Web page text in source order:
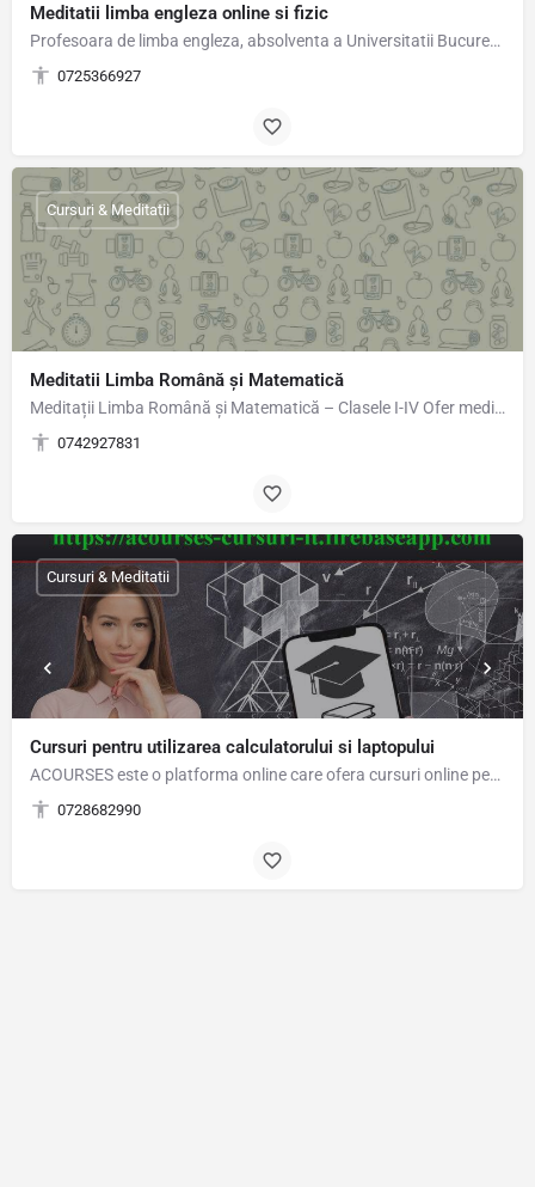
Meditatii limba engleza online si fizic
Profesoara de limba engleza, absolventa a Universitatii Bucuresti,ofer lectii de limba engleza preferabil…
0725366927
Meditatii Limba Română și Matematică
Meditații Limba Română și Matematică – Clasele I-IV Ofer meditații individuale sau în grup restrâns, la…
0742927831
Cursuri & Meditatii
Cursuri pentru utilizarea calculatorului si laptopului
ACOURSES este o platforma online care ofera cursuri online pentru utilizarea calculatorului si…
0728682990
Cursuri & Meditatii